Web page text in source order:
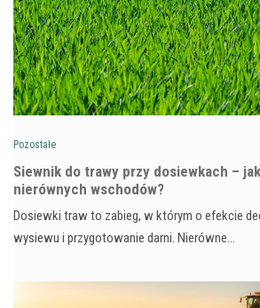
Pozostałe
Siewnik do trawy przy dosiewkach –
nierównych wschodów?
Dosiewki traw to zabieg, w którym o efekcie
wysiewu i przygotowanie darni. Nierówne…